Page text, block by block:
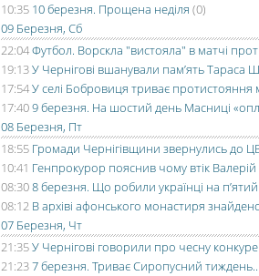
10:35 10 березня. Прощена неділя (0)
09 Березня, Сб
22:04Футбол. Ворскла "вистояла" в матчі
19:13У Чернігові вшанували пам’ять Тараса
17:54У селі Бобровиця триває
17:409 березня. На шостий день Масниці
08 Березня, Пт
18:55 Громади Чернігівщини звернулись до
10:41 Генпрокурор пояснив чому втік Валерій
08:308 березня. Що робили українці на
08:12 В архіві афонського монастиря
07 Березня, Чт
21:35У Чернігові говорили про чесну
21:237 березня. Триває Сиропусний тиждень...